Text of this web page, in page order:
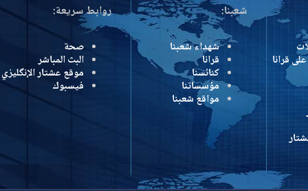
شعبنا:
شهداء شعبنا
قرانا
كنائسنا
مؤسساتنا
مواقع شعبنا
روابط سريعة:
صحة
البث المباشر
موقع عشتار الإنگليزي
فيسبوك